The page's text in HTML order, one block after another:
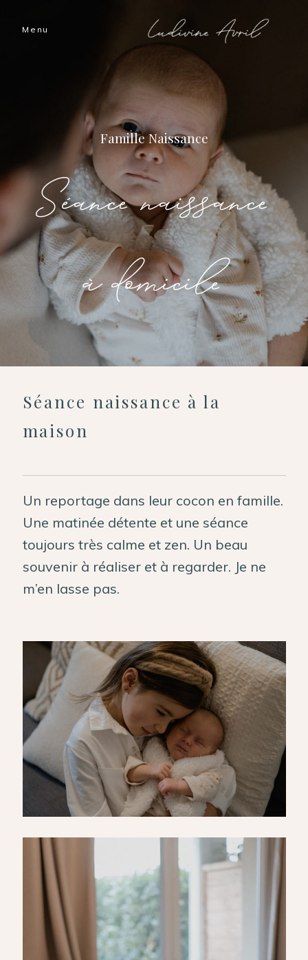
Menu
FamilleNaissance
Séance naissance
à domicile
Séance naissance à la
maison
Un reportage dans leur cocon en famille.
Une matinée détente et une séance
toujours très calme et zen. Un beau
souvenir à réaliser et à regarder. Je ne
m’en lasse pas.
Accueil
Les histoires
Ludivine
Nous
Prestations
Professionnels
Me contacter